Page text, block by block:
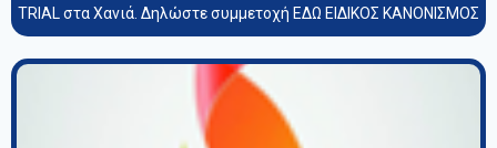
TRIAL στα Χανιά. Δηλώστε συμμετοχή ΕΔΩ ΕΙΔΙΚΟΣ ΚΑΝΟΝΙΣΜΟΣ